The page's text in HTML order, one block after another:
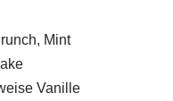
Mint
Vanille